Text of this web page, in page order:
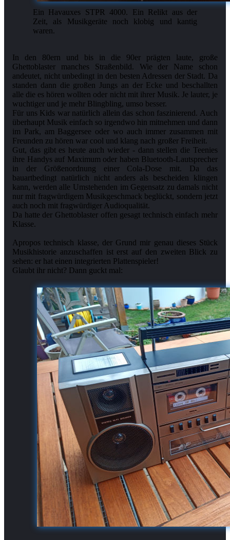
Ein Havauxes STPR 4000. Ein Relikt aus der
Zeit, als Musikgeräte noch klobig und kantig
waren.
In den 80ern und bis in die 90er prägten laute, große
Ghettoblaster manches Straßenbild. Wie der Name schon
andeutet, nicht unbedingt in den besten Adressen der Stadt. Da
standen dann die großen Jungs an der Ecke und beschallten
alle die es hören wollten oder nicht mit ihrer Musik. Je lauter, je
wuchtiger und je mehr Blingbling, umso besser.
Für uns Kids war natürlich allein das schon faszinierend. Auch
überhaupt Musik einfach so irgendwo hin mitnehmen und dann
im Park, am Baggersee oder wo auch immer zusammen mit
Freunden zu hören war cool und klang nach großer Freiheit.
Gut, das gibt es heute auch wieder - dann stellen die Teenies
ihre Handys auf Maximum oder haben Bluetooth-Lautsprecher
in der Größenordnung einer Cola-Dose mit. Da das
bauartbedingt natürlich nicht anders als bescheiden klingen
kann, werden alle Umstehenden im Gegensatz zu damals nicht
nur mit fragwürdigem Musikgeschmack beglückt, sondern jetzt
auch noch mit fragwürdiger Audioqualität.
Da hatte der Ghettoblaster offen gesagt technisch einfach mehr
Klasse.
Apropos technisch klasse, der Grund mir genau dieses Stück
Musikhistorie anzuschaffen ist erst auf den zweiten Blick zu
sehen: er hat einen integrierten Plattenspieler!